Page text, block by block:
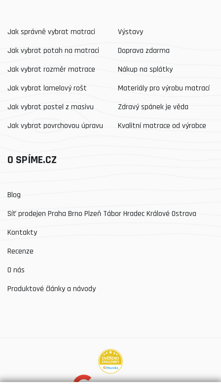
Jak správně vybrat matraci
Jak vybrat potah na matraci
Jak vybrat rozměr matrace
Jak vybrat lamelový rošt
Jak vybrat postel z masivu
Jak vybrat povrchovou úpravu
Výstavy
Doprava zdarma
Nákup na splátky
Materiály pro výrobu matrací
Zdravý spánek je věda
Kvalitní matrace od výrobce
O SPÍME.CZ
Blog
Síť prodejen Praha Brno Plzeň Tábor Hradec Králové Ostrava
Kontakty
Recenze
O nás
Produktové články a návody